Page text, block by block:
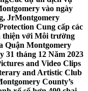
vào ngày
JrMontgomery
Cung cấp các
thiện với Môi trường
Quận Montgomery
31 tháng 12 Năm 2023
and Video Clips
and Artistic Club
County’s